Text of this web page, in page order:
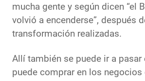
mucha gente y según dicen “el
volvió a encenderse”, después
transformación realizadas.
Allí también se puede ir a pasar
puede comprar en los negocios